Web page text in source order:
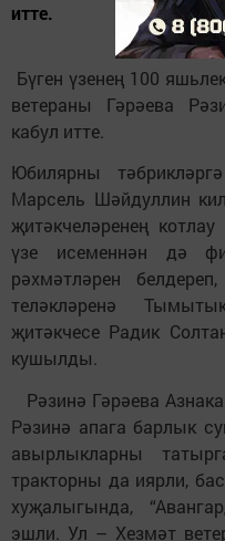
итте.
Бүген үзенең 100
ветераны Гәрәева
кабул итте.
Юбилярны
Марсель Шәйдуллин
җитәкчеләренең
үзе исеменнән дә
рәхмәтләрен
теләкләренә
җитәкчесе Радик
кушылды.
Рәзинә Гәрәева
Рәзинә апага барлык
авырлыкларны
тракторны да иярли,
хуҗалыгында,
эшли. Ул – Хезмәт